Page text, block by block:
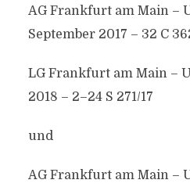
AG Frankfurt am Main –
September 2017 – 32 C
LG Frankfurt am Main –
2018 – 2–24 S 271/17
und
AG Frankfurt am Main –